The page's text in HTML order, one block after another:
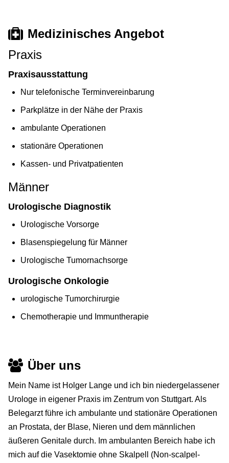
Medizinisches Angebot
Praxis
Praxisausstattung
Nur telefonische Terminvereinbarung
Parkplätze in der Nähe der Praxis
ambulante Operationen
stationäre Operationen
Kassen- und Privatpatienten
Männer
Urologische Diagnostik
Urologische Vorsorge
Blasenspiegelung für Männer
Urologische Tumornachsorge
Urologische Onkologie
urologische Tumorchirurgie
Chemotherapie und Immuntherapie
Über uns
Mein Name ist Holger Lange und ich bin niedergelassener
Urologe in eigener Praxis im Zentrum von Stuttgart. Als
Belegarzt führe ich ambulante und stationäre Operationen
an Prostata, der Blase, Nieren und dem männlichen
äußeren Genitale durch. Im ambulanten Bereich habe ich
mich auf die Vasektomie ohne Skalpell (Non-scalpel-